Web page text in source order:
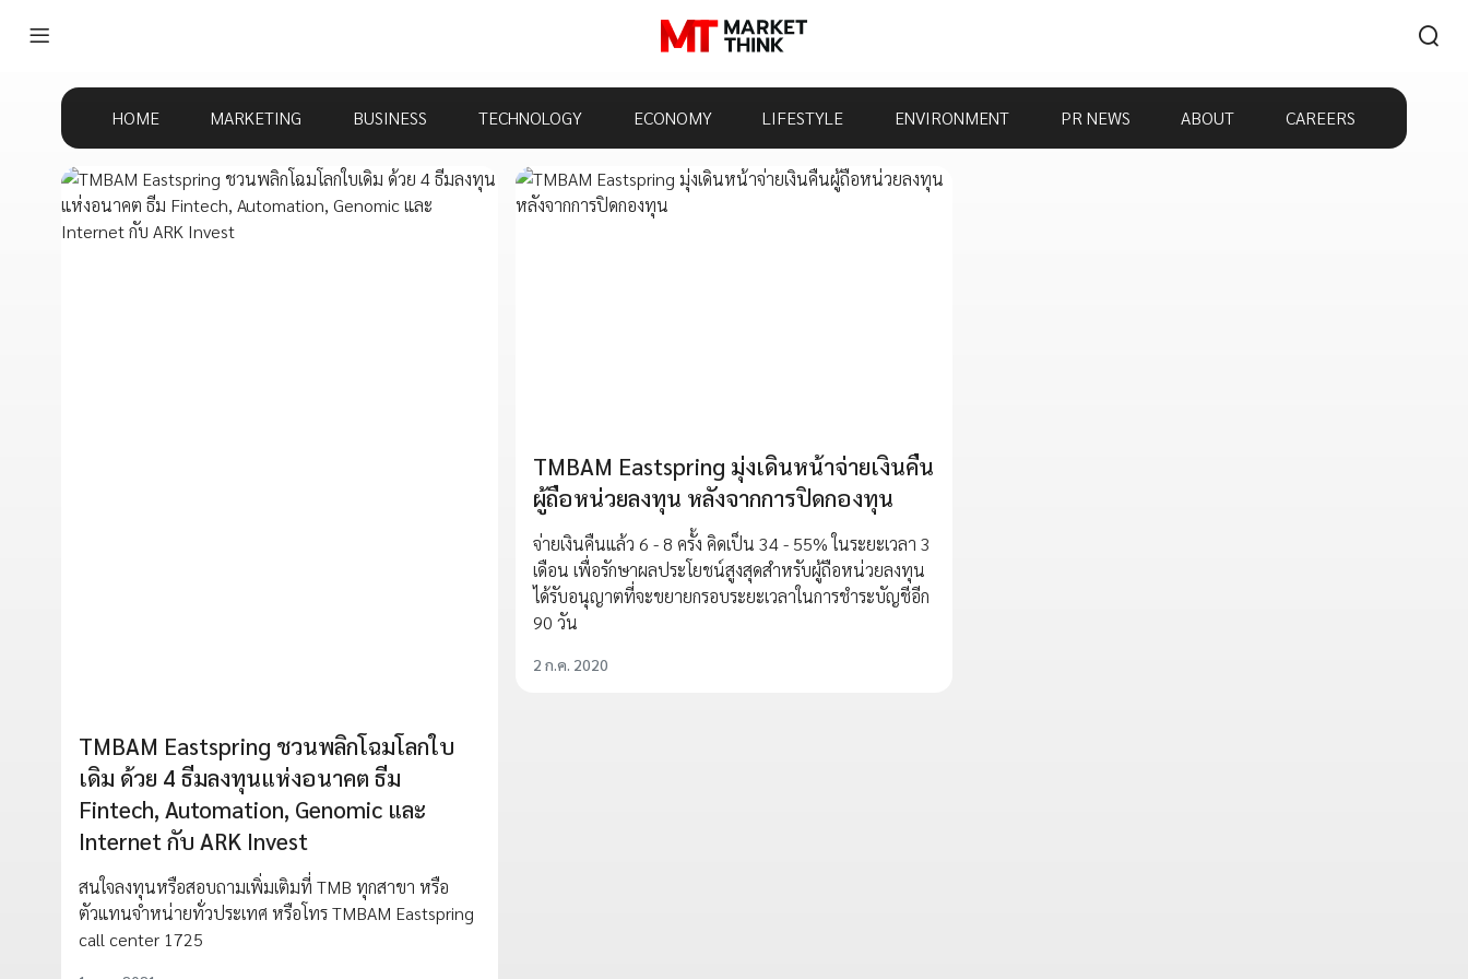
HOME MARKETING BUSINESS TECHNOLOGY ECONOMY LIFESTYLE ENVIRONMENT PR NEWS ABOUT CAREERS
TMBAM Eastspring ชวนพลิกโฉมโลกใบ
เดิม ด้วย 4 ธีมลงทุนแห่งอนาคต ธีม
Fintech, Automation, Genomic และ
Internet กับ ARK Invest
สนใจลงทุนหรือสอบถามเพิ่มเติมที่ TMB ทุกสาขา หรือ
ตัวแทนจำหน่ายทั่วประเทศ หรือโทร TMBAM Eastspring
call center 1725
TMBAM Eastspring มุ่งเดินหน้าจ่ายเงินคืน
ผู้ถือหน่วยลงทุน หลังจากการปิดกองทุน
จ่ายเงินคืนแล้ว 6 - 8 ครั้ง คิดเป็น 34 - 55% ในระยะเวลา 3
เดือน เพื่อรักษาผลประโยชน์สูงสุดสำหรับผู้ถือหน่วยลงทุน
ได้รับอนุญาตที่จะขยายกรอบระยะเวลาในการชำระบัญชีอีก
90 วัน
2 ก.ค. 2020